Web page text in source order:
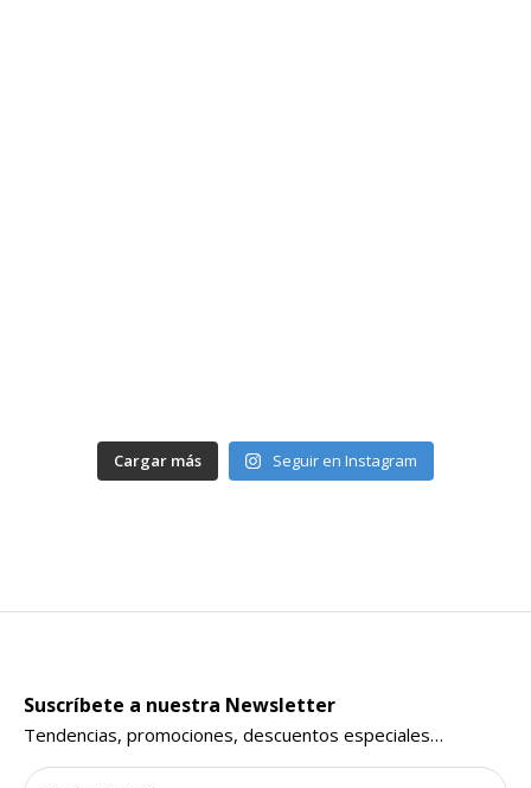
Cargar más Seguir en Instagram
Suscríbete a nuestra Newsletter
Tendencias, promociones, descuentos especiales…